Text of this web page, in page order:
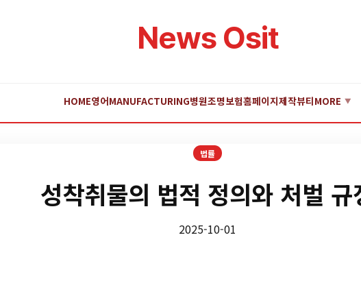
News Osit
HOME영어MANUFACTURING병원조명보험홈페이지제작뷰티MORE ▼
법률
성착취물의 법적 정의와 처벌 규
2025-10-01